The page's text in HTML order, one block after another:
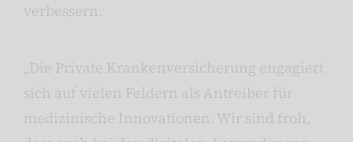
verbessern.
„Die Private Krankenversicherung engagiert
sich auf vielen Feldern als Antreiber für
medizinische Innovationen. Wir sind froh,